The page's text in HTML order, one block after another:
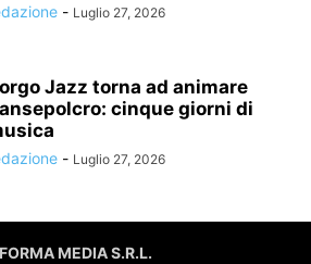
- Luglio 27, 2026
Jazz torna ad animare
cinque giorni di
- Luglio 27, 2026
MEDIA S.R.L.